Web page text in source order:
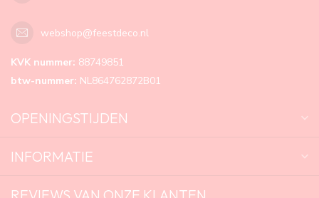
webshop@feestdeco.nl
KVK nummer: 88749851
btw-nummer: NL864762872B01
OPENINGSTIJDEN
INFORMATIE